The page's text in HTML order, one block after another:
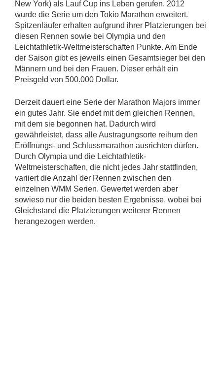
New York) als Lauf Cup ins Leben gerufen. 2012
wurde die Serie um den Tokio Marathon erweitert.
Spitzenläufer erhalten aufgrund ihrer Platzierungen bei
diesen Rennen sowie bei Olympia und den
Leichtathletik-Weltmeisterschaften Punkte. Am Ende
der Saison gibt es jeweils einen Gesamtsieger bei den
Männern und bei den Frauen. Dieser erhält ein
Preisgeld von 500.000 Dollar.
Derzeit dauert eine Serie der Marathon Majors immer
ein gutes Jahr. Sie endet mit dem gleichen Rennen,
mit dem sie begonnen hat. Dadurch wird
gewährleistet, dass alle Austragungsorte reihum den
Eröffnungs- und Schlussmarathon ausrichten dürfen.
Durch Olympia und die Leichtathletik-
Weltmeisterschaften, die nicht jedes Jahr stattfinden,
variiert die Anzahl der Rennen zwischen den
einzelnen WMM Serien. Gewertet werden aber
sowieso nur die beiden besten Ergebnisse, wobei bei
Gleichstand die Platzierungen weiterer Rennen
herangezogen werden.